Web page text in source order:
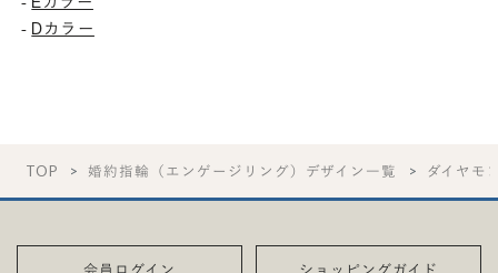
- Dカラー
TOP 婚約指輪（エンゲージリング）デザイン一覧 ダイヤモ